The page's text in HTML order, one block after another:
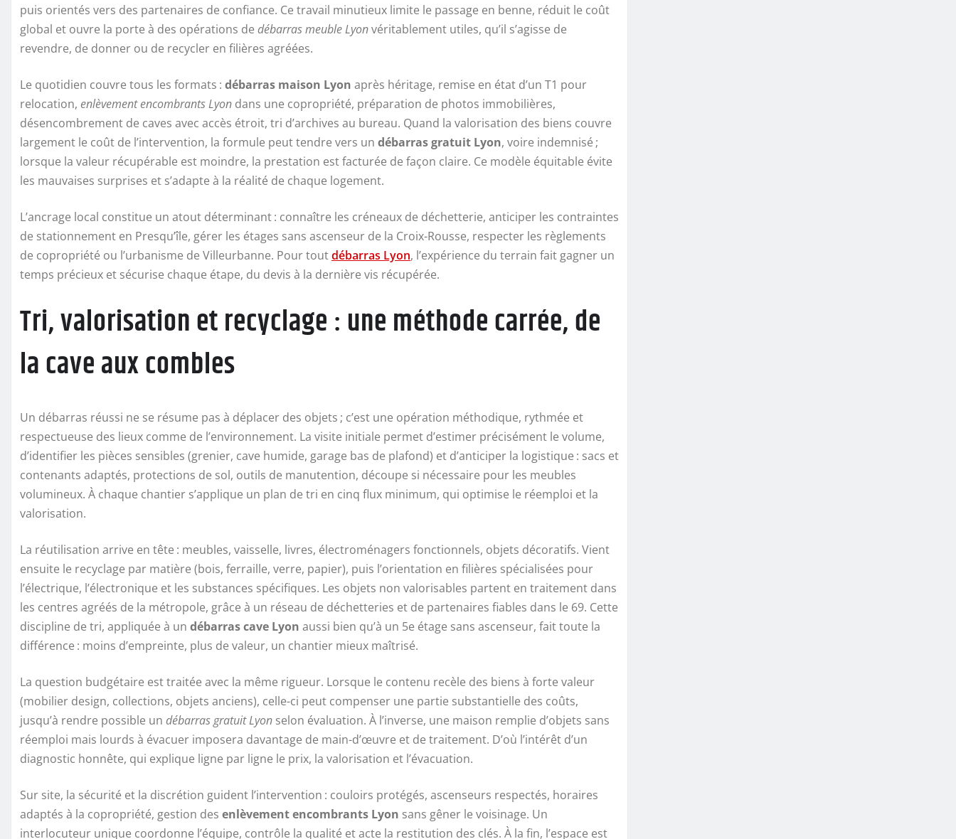
puis orientés vers des partenaires de confiance. Ce travail minutieux limite le passage en benne, réduit le coût
global et ouvre la porte à des opérations de débarras meuble Lyonvéritablement utiles, qu’il s’agisse de
revendre, de donner ou de recycler en filières agréées.
Le quotidien couvre tous les formats : débarras maison Lyon après héritage, remise en état d’un T1 pour
relocation, enlèvement encombrants Lyon dans une copropriété, préparation de photos immobilières,
désencombrement de caves avec accès étroit, tri d’archives au bureau. Quand la valorisation des biens couvre
largement le coût de l’intervention, la formule peut tendre vers un débarras gratuit Lyon, voire indemnisé ;
lorsque la valeur récupérable est moindre, la prestation est facturée de façon claire. Ce modèle équitable évite
les mauvaises surprises et s’adapte à la réalité de chaque logement.
L’ancrage local constitue un atout déterminant : connaître les créneaux de déchetterie, anticiper les contraintes
de stationnement en Presqu’île, gérer les étages sans ascenseur de la Croix-Rousse, respecter les règlements
de copropriété ou l’urbanisme de Villeurbanne. Pour toutdébarras Lyon, l’expérience du terrain fait gagner un
temps précieux et sécurise chaque étape, du devis à la dernière vis récupérée.
Tri, valorisation et recyclage : une méthode carrée, de
la cave aux combles
Un débarras réussi ne se résume pas à déplacer des objets ; c’est une opération méthodique, rythmée et
respectueuse des lieux comme de l’environnement. La visite initiale permet d’estimer précisément le volume,
d’identifier les pièces sensibles (grenier, cave humide, garage bas de plafond) et d’anticiper la logistique : sacs et
contenants adaptés, protections de sol, outils de manutention, découpe si nécessaire pour les meubles
volumineux. À chaque chantier s’applique un plan de tri en cinq flux minimum, qui optimise le réemploi et la
valorisation.
La réutilisation arrive en tête : meubles, vaisselle, livres, électroménagers fonctionnels, objets décoratifs. Vient
ensuite le recyclage par matière (bois, ferraille, verre, papier), puis l’orientation en filières spécialisées pour
l’électrique, l’électronique et les substances spécifiques. Les objets non valorisables partent en traitement dans
les centres agréés de la métropole, grâce à un réseau de déchetteries et de partenaires fiables dans le 69. Cette
discipline de tri, appliquée à un débarras cave Lyon aussi bien qu’à un 5e étage sans ascenseur, fait toute la
différence : moins d’empreinte, plus de valeur, un chantier mieux maîtrisé.
La question budgétaire est traitée avec la même rigueur. Lorsque le contenu recèle des biens à forte valeur
(mobilier design, collections, objets anciens), celle-ci peut compenser une partie substantielle des coûts,
jusqu’à rendre possible un débarras gratuit Lyon selon évaluation. À l’inverse, une maison remplie d’objets sans
réemploi mais lourds à évacuer imposera davantage de main-d’œuvre et de traitement. D’où l’intérêt d’un
diagnostic honnête, qui explique ligne par ligne le prix, la valorisation et l’évacuation.
Sur site, la sécurité et la discrétion guident l’intervention : couloirs protégés, ascenseurs respectés, horaires
adaptés à la copropriété, gestion des enlèvement encombrants Lyon sans gêner le voisinage. Un
interlocuteur unique coordonne l’équipe, contrôle la qualité et acte la restitution des clés. À la fin, l’espace est